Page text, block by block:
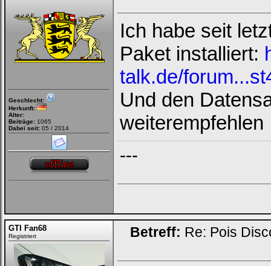
Geschlecht:
Herkunft:
Alter:
Beiträge: 1065
Dabei seit: 05 / 2014
Ich habe seit
Paket installiert:
talk.de/
Und den
weiterempfehlen
---
GTI Fan68
Registriert Betreff: Re: Pois